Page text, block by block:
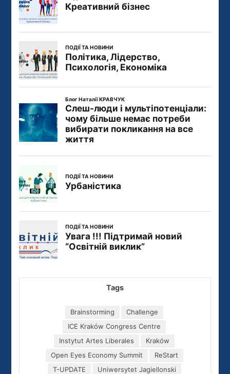
Tags
Brainstorming
Challenge
ICE Kraków Congress Centre
Instytut Artes Liberales
Kraków
Open Eyes Economy Summit
ReStart
T-UPDATE
Uniwersytet Jagiellonski